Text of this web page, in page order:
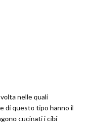
nelle quali
di questo tipo hanno il
cucinati i cibi